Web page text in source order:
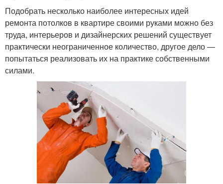
Подобрать несколько наиболее интересных идей
ремонта потолков в квартире своими руками можно без
труда, интерьеров и дизайнерских решений существует
практически неограниченное количество, другое дело —
попытаться реализовать их на практике собственными
силами.